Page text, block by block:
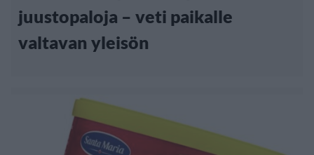
juustopaloja – veti paikalle
valtavan yleisön